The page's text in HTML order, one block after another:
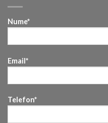
Nume*
Email*
Telefon*